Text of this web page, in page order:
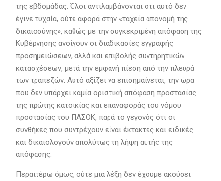
της εβδομάδας. Όλοι αντιλαμβάνονται ότι αυτό δεν
έγινε τυχαία, ούτε αφορά στην «ταχεία απονομή της
δικαιοσύνης», καθώς με την συγκεκριμένη απόφαση της
Κυβέρνησης ανοίγουν οι διαδικασίες εγγραφής
προσημειώσεων, αλλά και επιβολής συντηρητικών
κατασχέσεων, μετά την εμφανή πίεση από την πλευρά
των τραπεζών. Αυτό αξίζει να επισημαίνεται, την ώρα
που δεν υπάρχει καμία οριστική απόφαση προστασίας
της πρώτης κατοικίας και επαναφοράς του νόμου
προστασίας του ΠΑΣΟΚ, παρά το γεγονός ότι οι
συνθήκες που συντρέχουν είναι έκτακτες και ειδικές
και δικαιολογούν απολύτως τη λήψη αυτής της
απόφασης.
Περαιτέρω όμως, ούτε μια λέξη δεν έχουμε ακούσει